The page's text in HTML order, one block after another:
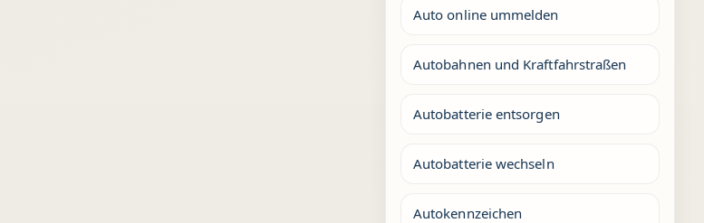
Auto online ummelden
Autobahnen und Kraftfahrstraßen
Autobatterie entsorgen
Autobatterie wechseln
Autokennzeichen